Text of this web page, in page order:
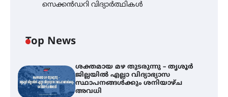
സെക്കൻഡറി വിദ്യാർത്ഥികൾ
Top News
ശക്തമായ മഴ തുടരുന്നു – തൃശൂർ
ജില്ലയിൽ എല്ലാ വിദ്യാഭ്യാസ
സ്ഥാപനങ്ങൾക്കും ശനിയാഴ്ച
അവധി